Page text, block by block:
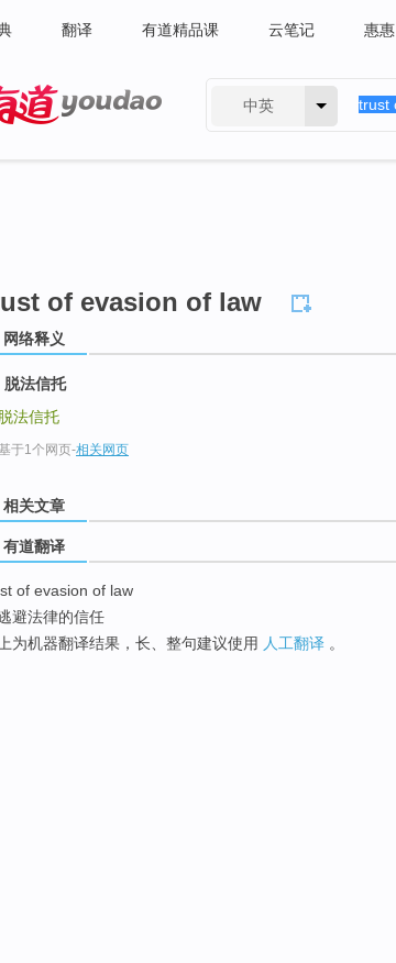
翻译 有道精品课 云笔记 惠惠
中英
of evasion of law
网络释义
脱法信托
脱法信托
基于1个网页-相关网页
相关文章
有道翻译
of evasion of law
避法律的信任
为机器翻译结果，长、整句建议使用 人工翻译 。